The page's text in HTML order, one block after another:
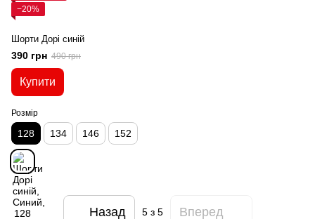
−20%
Шорти Дорі синій
390 грн 490 грн
Купити
Розмір
128 134 146 152
Назад 5з 5 Вперед